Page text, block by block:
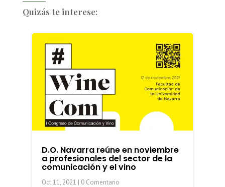
Quizás te interese:
D.O. Navarra reúne en noviembre
a profesionales del sector de la
comunicación y el vino
Oct 11, 2021 | 0 Comentario